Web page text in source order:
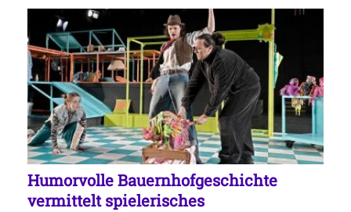
Humorvolle Bauernhofgeschichte
vermittelt spielerisches